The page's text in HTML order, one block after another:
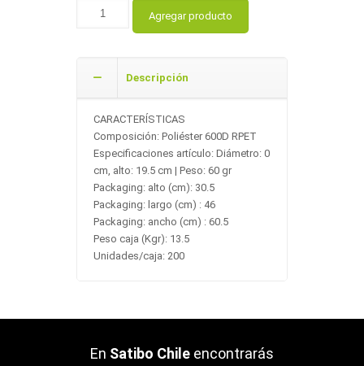
Agregar producto
Descripción
CARACTERÍSTICAS
Composición: Poliéster 600D RPET
Especificaciones artículo: Diámetro: 0
cm, alto: 19.5 cm | Peso: 60 gr
Packaging: alto (cm): 30.5
Packaging: largo (cm) : 46
Packaging: ancho (cm) : 60.5
Peso caja (Kgr): 13.5
Unidades/caja: 200
En Satibo Chile encontrarás